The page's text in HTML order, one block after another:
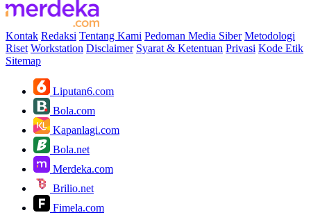
Kontak Redaksi Tentang Kami Pedoman Media Siber Metodologi
Riset Workstation Disclaimer Syarat & Ketentuan Privasi Kode Etik
Sitemap
Liputan6.com
Bola.com
Kapanlagi.com
Bola.net
Merdeka.com
Brilio.net
Fimela.com